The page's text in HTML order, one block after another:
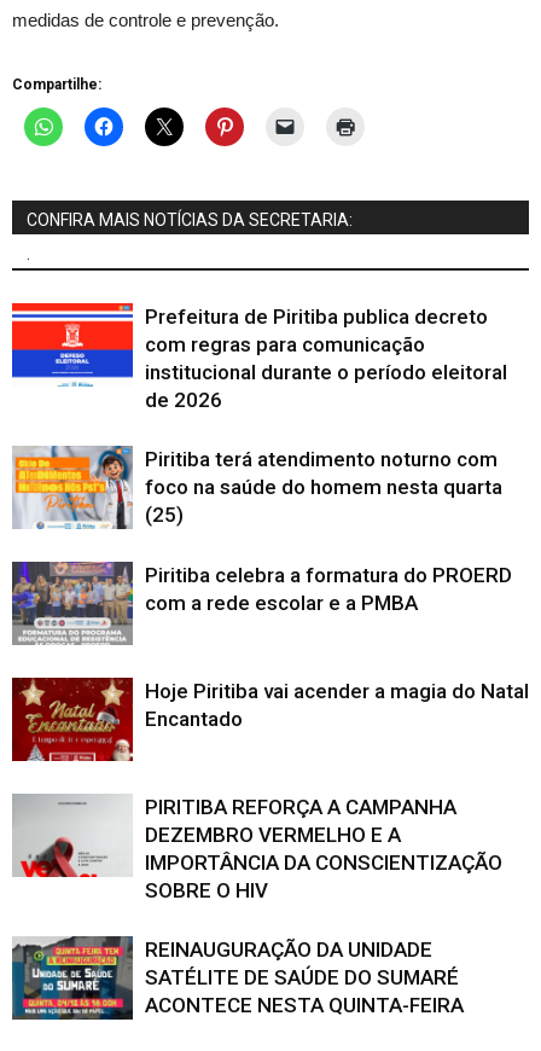
medidas de controle e prevenção.
Compartilhe:
CONFIRA MAIS NOTÍCIAS DA SECRETARIA:
Prefeitura de Piritiba publica decreto
com regras para comunicação
institucional durante o período eleitoral
de 2026
Piritiba terá atendimento noturno com
foco na saúde do homem nesta quarta
(25)
Piritiba celebra a formatura do PROERD
com a rede escolar e a PMBA
Hoje Piritiba vai acender a magia do Natal
Encantado
PIRITIBA REFORÇA A CAMPANHA
DEZEMBRO VERMELHO E A
IMPORTÂNCIA DA CONSCIENTIZAÇÃO
SOBRE O HIV
REINAUGURAÇÃO DA UNIDADE
SATÉLITE DE SAÚDE DO SUMARÉ
ACONTECE NESTA QUINTA-FEIRA